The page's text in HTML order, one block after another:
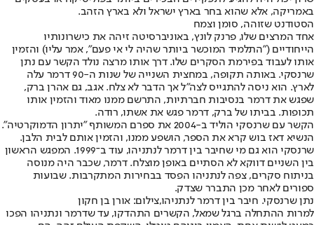
באמריקה, אלא שהוא בחר בארץ ישראל ולא בארץ הזהב.
הסטודנט שזוהה, סומן וצמח
אחד המרצים שלו, פרנק לונץ, באוניברסיטה זיהה את כישרונותיו
הייחודיים ("התלמיד המוכשר ביותר שהיה לי אי פעם", אמר עליו) והזמין
אותו לעבוד בפירמת הסקרים שלו. דרך אותו מרצה נולד הקשר עם נתן
שרנסקי. באותה תקופה, במחצית השנייה של שנות ה-90 דרמר עלה
לארץ. הוא ניסה להתגייס לצה"ל אך הדבר לא צלח. אגב, גם אהרן ברק,
שפגש את דרמר בנסיבות חברתיות, התרשם ממנו מאוד והזמין אותו
תכופות. בביתו של ברק, דרמר פגש את אשתו, רודה.
הקשר עם שרנסקי הוליד ב-2004 את ספרם המשותף "יתרון הדמוקרטיה".
הנשיא דאז בוש קרא את הספר, הושפע ממנו, והזמין אותם לבית הלבן.
שרנסקי הוא גם מי שחיבר בין דרמר לנתניהו, עוד ב־1999. המפגש הראשון
בין השניים דווקא לא הסתיים באופן מוצלח. דרמר, שכבר היה מנוסה
בניתוח סקרים, צפה לנתניהו הפסד בבחירות המתקרבות. שבועות
ספורים לאחר מכן התברר שצדק.
נתן שרנסקי. חיבר בין דרמר לנתניהו,צילום: אורן בן חקון
למרות ההתחלה ברגל שמאל, הקשרים התהדקו, עד שדרמר ונתניהו הפכו